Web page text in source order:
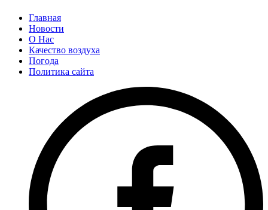
Главная
Новости
О Нас
Качество воздуха
Погода
Политика сайта